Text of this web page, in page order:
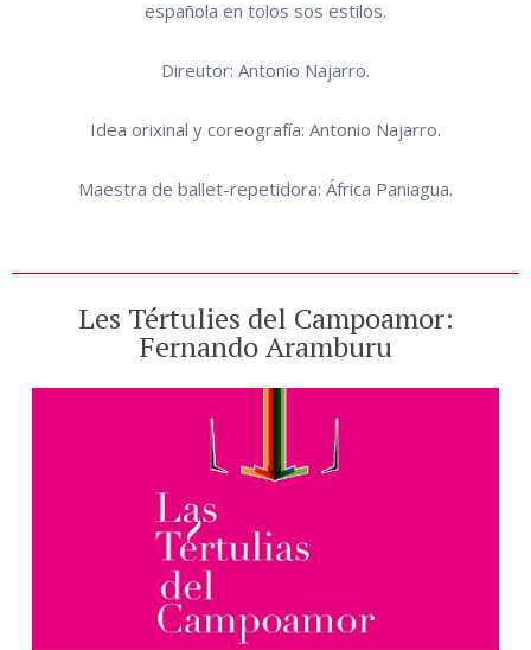
española en tolos sos estilos.
Direutor: Antonio Najarro.
Idea orixinal y coreografía: Antonio Najarro.
Maestra de ballet-repetidora: África Paniagua.
Les Tértulies del Campoamor:
Fernando Aramburu